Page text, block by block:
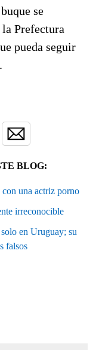
se
Prefectura
pueda seguir
BLOG:
con una actriz porno
irreconocible
en Uruguay; su
falsos